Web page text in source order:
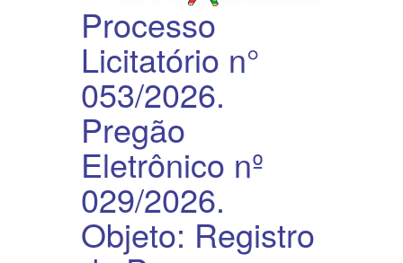
Processo
Licitatório n°
053/2026.
Pregão
Eletrônico nº
029/2026.
Objeto: Registro